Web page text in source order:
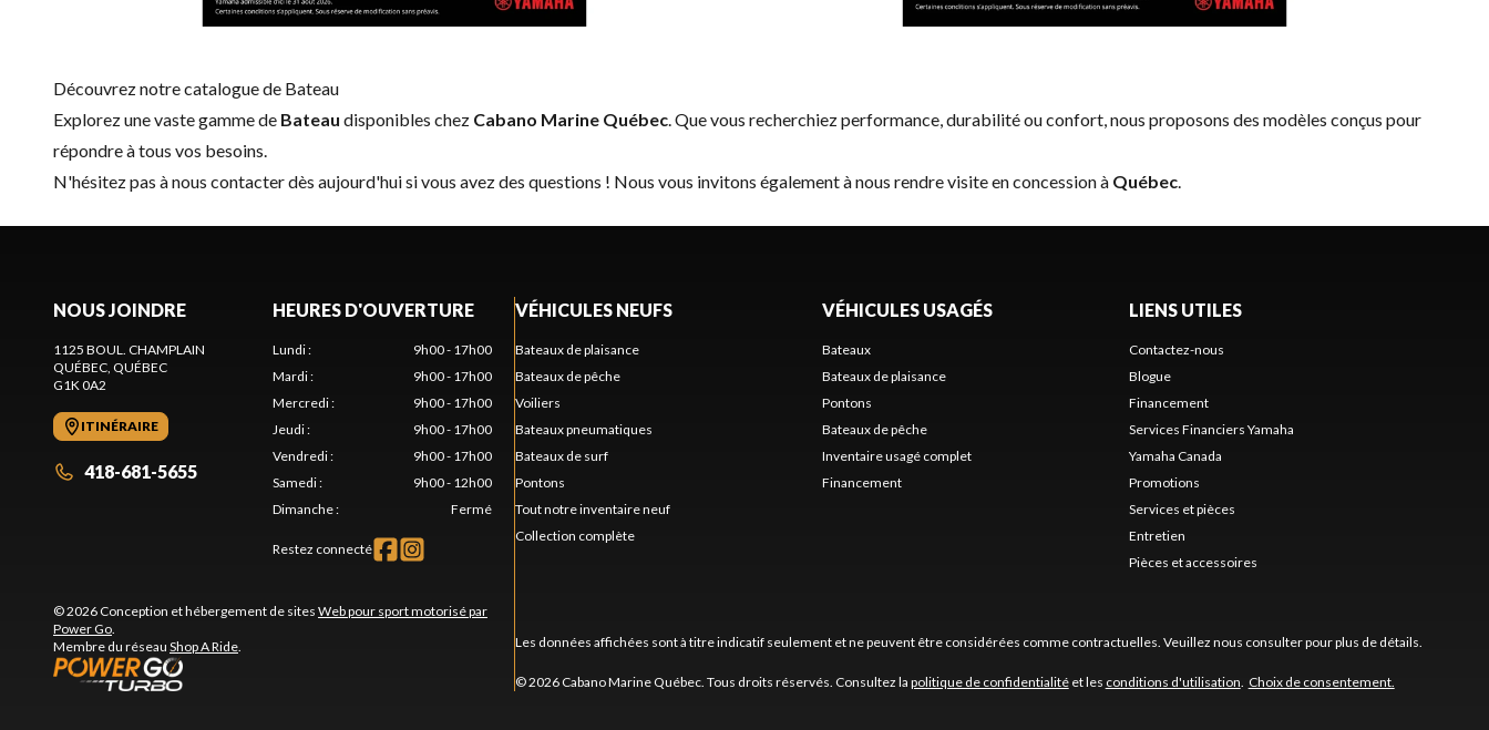
Découvrez notre catalogue de Bateau
Explorez une vaste gamme de Bateau disponibles chez Cabano Marine Québec . Que vous recherchiez performance, durabilité ou confort, nous proposons des modèles conçus pour
répondre à tous vos besoins.
N'hésitez pas ànous contacterdès aujourd'hui si vous avez des questions ! Nous vous invitons également à nous rendre visite en concession à Québec
NOUS JOINDRE
1125 BOUL. CHAMPLAIN
QUÉBEC , QUÉBEC
G1K 0A2
ITINÉRAIRE
418-681-5655
HEURES D'OUVERTURE
Lundi:
9h00 - 17h00
Mardi:
9h00 - 17h00
Mercredi:
9h00 - 17h00
Jeudi:
9h00 - 17h00
Vendredi:
9h00 - 17h00
Samedi:
9h00 - 12h00
Dimanche: Fermé
Restez connecté
© 2026 Conception et hébergement de sites Web pour sport motorisé par
Power Go
Membre du réseau Shop A Ride
VÉHICULES NEUFS
Bateaux de plaisance
Bateaux de pêche
Voiliers
Bateaux pneumatiques
Bateaux de surf
Pontons
Tout notre inventaire neuf
Collection complète
VÉHICULES USAGÉS
Bateaux
Bateaux de plaisance
Pontons
Bateaux de pêche
Inventaire usagé complet
Financement
LIENS UTILES
Contactez-nous
Blogue
Financement
Services Financiers Yamaha
Yamaha Canada
Promotions
Services et pièces
Entretien
Pièces et accessoires
Les données affichées sont à titre indicatif seulement et ne peuvent être considérées comme contractuelles. Veuillez nous consulter pour plus de détails.
© 2026 Cabano Marine Québec. Tous droits réservés. Consultez la politique de confidentialitéet les conditions d'utilisation Choix de consentement.